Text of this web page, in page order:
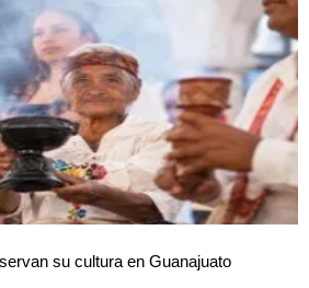
su cultura en Guanajuato